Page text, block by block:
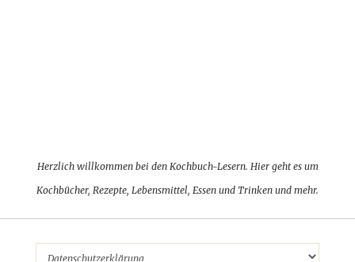
Herzlich willkommen bei den Kochbuch-Lesern. Hier geht es um
Kochbücher, Rezepte, Lebensmittel, Essen und Trinken und mehr.